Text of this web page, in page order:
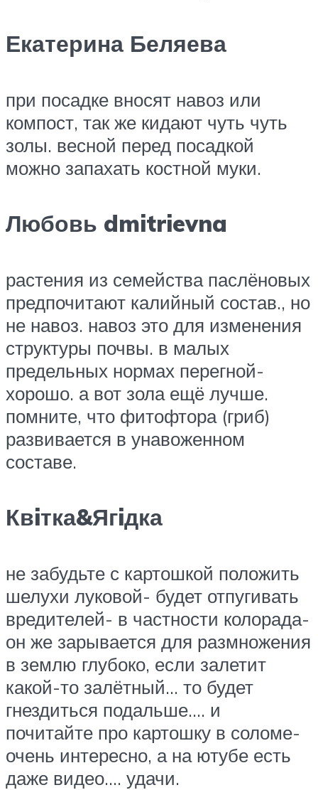
Екатерина Беляева
при посадке вносят навоз или
компост, так же кидают чуть чуть
золы. весной перед посадкой
можно запахать костной муки.
Любовь dmitrievna
растения из семейства паслёновых
предпочитают калийный состав., но
не навоз. навоз это для изменения
структуры почвы. в малых
предельных нормах перегной-
хорошо. а вот зола ещё лучше.
помните, что фитофтора (гриб)
развивается в унавоженном
составе.
Квiтка&Ягiдка
не забудьте с картошкой положить
шелухи луковой- будет отпугивать
вредителей- в частности колорада-
он же зарывается для размножения
в землю глубоко, если залетит
какой-то залётный… то будет
гнездиться подальше…. и
почитайте про картошку в соломе-
очень интересно, а на ютубе есть
даже видео…. удачи.